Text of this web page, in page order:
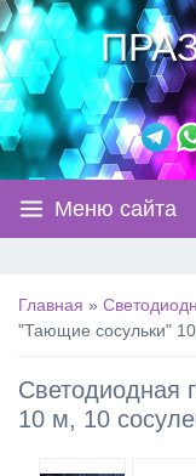
Меню сайта
Главная »
"Тающие сосульки"
Светодиодная
10 м, 10